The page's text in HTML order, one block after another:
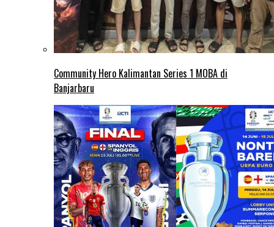
Community Hero Kalimantan Series 1 MOBA di
Banjarbaru